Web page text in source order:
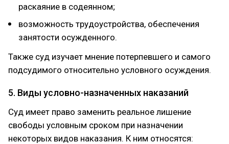
раскаяние в содеянном;
возможность трудоустройства, обеспечения
занятости осужденного.
Также суд изучает мнение потерпевшего и самого
подсудимого относительно условного осуждения.
5. Виды условно-назначенных наказаний
Суд имеет право заменить реальное лишение
свободы условным сроком при назначении
некоторых видов наказания. К ним относятся: